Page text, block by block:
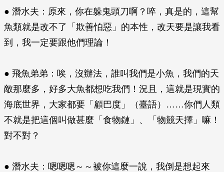
● 潛水夫：原來，你在躲鬼頭刀啊？啐，真是的，這幫
魚類就是改不了「欺善怕惡」的本性，改天要是讓我看
到，我一定要跟他們理論！
● 飛魚弟弟：唉，沒辦法，誰叫我們是小魚，我們的天
敵那麼多，好多大魚都想吃我們！況且，這就是現實的
海底世界，大家都要「顧巴度」（臺語）……你們人類
不就是把這個叫做甚麼「食物鏈」、「物競天擇」嘛！
對不對？
● 潛水夫：嗯嗯嗯～～被你這麼一說，我倒是想起來